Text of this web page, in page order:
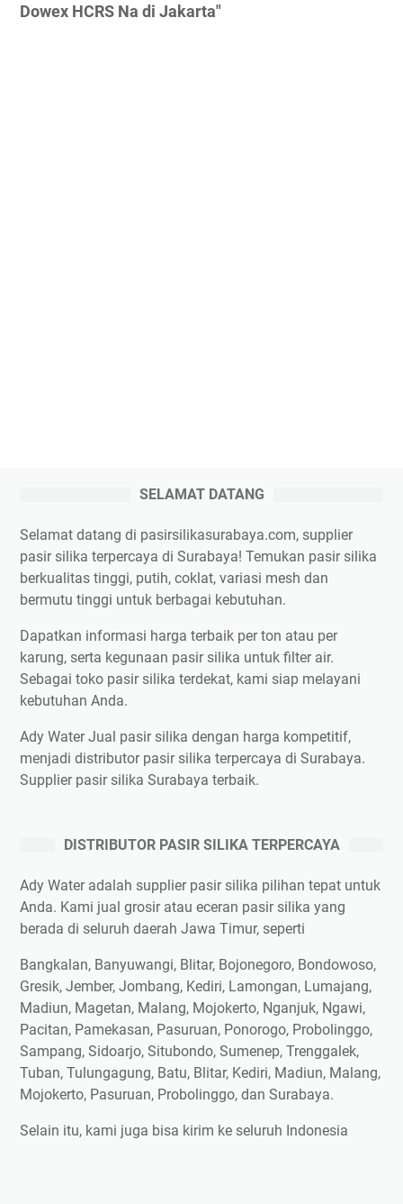
Dowex HCRS Na di Jakarta"
SELAMAT DATANG
Selamat datang di pasirsilikasurabaya.com, supplier
pasir silika terpercaya di Surabaya! Temukan pasir silika
berkualitas tinggi, putih, coklat, variasi mesh dan
bermutu tinggi untuk berbagai kebutuhan.
Dapatkan informasi harga terbaik per ton atau per
karung, serta kegunaan pasir silika untuk filter air.
Sebagai toko pasir silika terdekat, kami siap melayani
kebutuhan Anda.
Ady Water Jual pasir silika dengan harga kompetitif,
menjadi distributor pasir silika terpercaya di Surabaya.
Supplier pasir silika Surabaya terbaik.
DISTRIBUTOR PASIR SILIKA TERPERCAYA
Ady Water adalah supplier pasir silika pilihan tepat untuk
Anda. Kami jual grosir atau eceran pasir silika yang
berada di seluruh daerah Jawa Timur, seperti
Bangkalan, Banyuwangi, Blitar, Bojonegoro, Bondowoso,
Gresik, Jember, Jombang, Kediri, Lamongan, Lumajang,
Madiun, Magetan, Malang, Mojokerto, Nganjuk, Ngawi,
Pacitan, Pamekasan, Pasuruan, Ponorogo, Probolinggo,
Sampang, Sidoarjo, Situbondo, Sumenep, Trenggalek,
Tuban, Tulungagung, Batu, Blitar, Kediri, Madiun, Malang,
Mojokerto, Pasuruan, Probolinggo, dan Surabaya.
Selain itu, kami juga bisa kirim ke seluruh Indonesia